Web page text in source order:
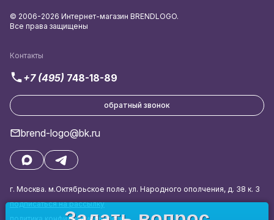
Контакты
+7 (495) 748-18-89
обратный звонок
brend-logo@bk.ru
г. Москва. м.Октябрьское поле. ул. Народного ополчения, д. 38 к. 3
подписаться на рассылку
© 2006-2026 Интернет-магазин BRENDLOGO.
Все права защищены